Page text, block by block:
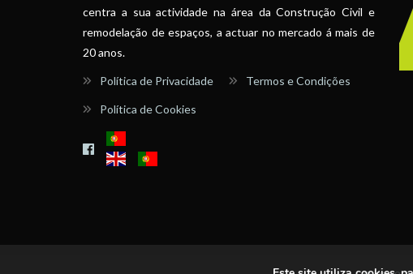
centra a sua actividade na área da Construção Civil e
remodelação de espaços, a actuar no mercado á mais de
20 anos.
Política de Privacidade Termos e Condições
Política de Cookies